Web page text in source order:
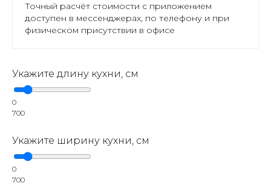
Точный расчёт стоимости с приложением
доступен в мессенджерах, по телефону и при
физическом присутствии в офисе
Укажите длину кухни, см
0
700
Укажите ширину кухни, см
0
700